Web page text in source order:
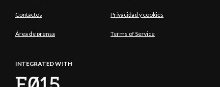
Contactos Privacidad y cookies
Área de prensa Terms of Service
INTEGRATED WITH